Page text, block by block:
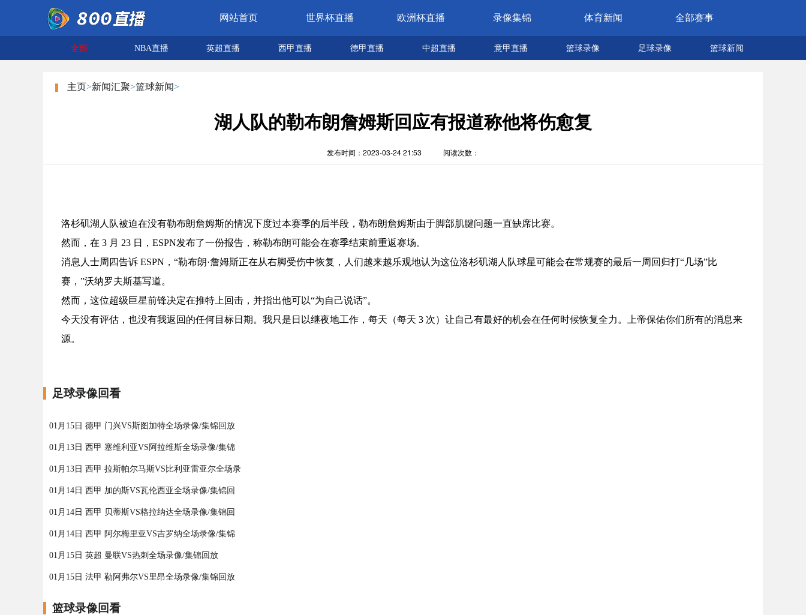
网站首页 世界杯直播 欧洲杯直播 录像集锦 体育新闻 全部赛事
全部 NBA直播 英超直播 西甲直播 德甲直播 中超直播 意甲直播 篮球录像 足球录像 篮球新闻
主页>新闻汇聚>篮球新闻>
湖人队的勒布朗詹姆斯回应有报道称他将伤愈复
发布时间：2023-03-24 21:53 阅读次数：
洛杉矶湖人队被迫在没有勒布朗詹姆斯的情况下度过本赛季的后半段，勒布朗詹姆斯由于脚部肌腱问题一直缺席比赛。
然而，在 3 月 23 日，ESPN发布了一份报告，称勒布朗可能会在赛季结束前重返赛场。
消息人士周四告诉 ESPN，“勒布朗·詹姆斯正在从右脚受伤中恢复，人们越来越乐观地认为这位洛杉矶湖人队球星可能会在常规赛的最后一周回归打“几场”比
赛，”沃纳罗夫斯基写道。
然而，这位超级巨星前锋决定在推特上回击，并指出他可以“为自己说话”。
今天没有评估，也没有我返回的任何目标日期。我只是日以继夜地工作，每天（每天 3 次）让自己有最好的机会在任何时候恢复全力。上帝保佑你们所有的消息来
源。
足球录像回看
01月15日 德甲 门兴VS斯图加特全场录像/集锦回放
01月13日 西甲 塞维利亚VS阿拉维斯全场录像/集锦
01月13日 西甲 拉斯帕尔马斯VS比利亚雷亚尔全场录
01月14日 西甲 加的斯VS瓦伦西亚全场录像/集锦回
01月14日 西甲 贝蒂斯VS格拉纳达全场录像/集锦回
01月14日 西甲 阿尔梅里亚VS吉罗纳全场录像/集锦
01月15日 英超 曼联VS热刺全场录像/集锦回放
01月15日 法甲 勒阿弗尔VS里昂全场录像/集锦回放
篮球录像回看